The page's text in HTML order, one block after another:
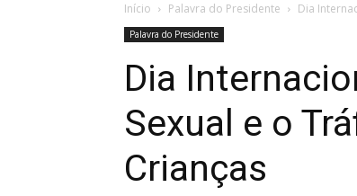
Início Palavra do Presidente Dia
Palavra do Presidente
Dia
Sexual e o
Crianças